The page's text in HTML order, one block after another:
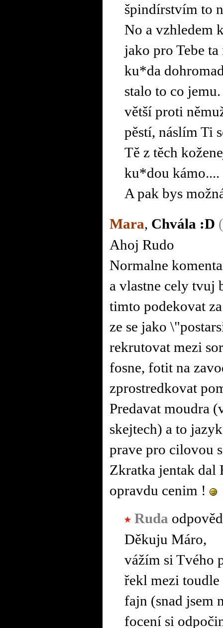
špindírstvím to
No a vzhledem
jako pro Tebe
ku*da
stalo to co
větší proti
pěstí, náslím Ti
Tě z těch
ku*dou kámo....
A pak bys
Mara, Chvála :D
Ahoj Rudo
Normalne
a vlastne cely tvuj
timto podekovat
ze se jako
rekrutovat mezi
fosne, fotit na
zprostredkovat
Predavat moudra
skejtech) a to
prave pro cilovou
Zkratka jentak dal
opravdu cenim !
Ruda
Děkuju Máro,
vážím si Tvého
řekl mezi
fajn (snad jsem
focení si